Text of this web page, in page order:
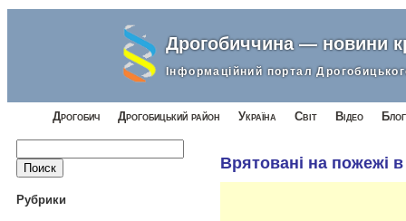
Дрогобиччина — новини
Інформаційний портал
Дрогобич Дрогобицький район Україна Світ Відео
Найти:
Рубрики
Врятовані на пожежі